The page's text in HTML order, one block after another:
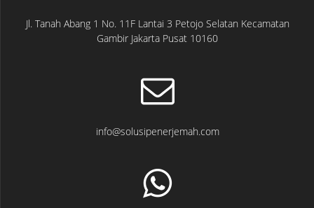
Jl. Tanah Abang 1 No. 11F Lantai 3 Petojo Selatan Kecamatan
Gambir Jakarta Pusat 10160
info@solusipenerjemah.com